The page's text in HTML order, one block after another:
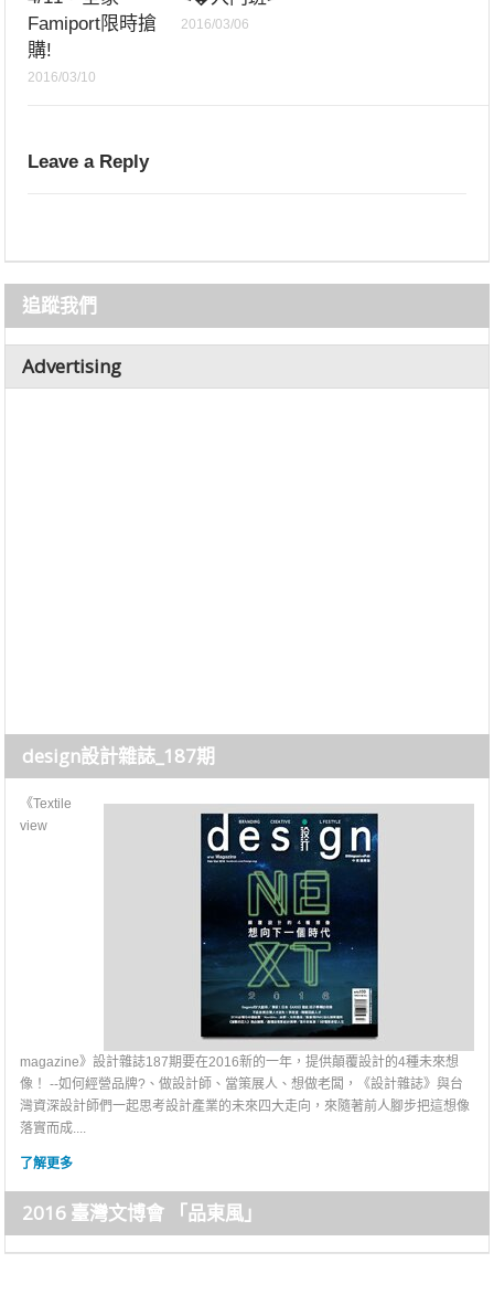
Famiport限時搶
購!
2016/03/10
2016/03/06
Leave a Reply
追蹤我們
Advertising
design設計雜誌_187期
《Textile
view
magazine》設計雜誌187期要在2016新的一年，提供顛覆設計的4種未來想
像！ --如何經營品牌?、做設計師、當策展人、想做老闆，《設計雜誌》與台
灣資深設計師們一起思考設計產業的未來四大走向，來隨著前人腳步把這想像
落實而成....
了解更多
2016 臺灣文博會 「品東風」